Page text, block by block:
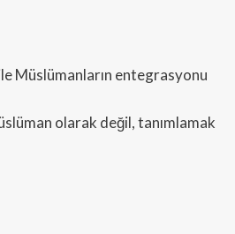
Müslümanların entegrasyonu
olarak değil, tanımlamak